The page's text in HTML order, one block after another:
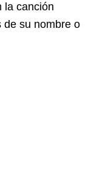
la canción
de su nombre o